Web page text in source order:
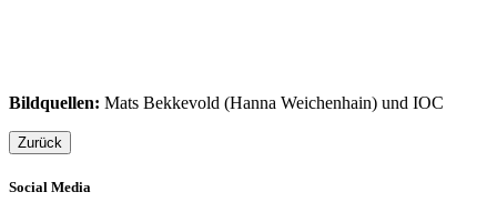
Bildquellen: Mats Bekkevold (Hanna Weichenhain) und IOC
Zurück
Social Media